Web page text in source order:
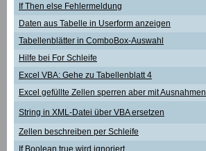
If Then else Fehlermeldung
Daten aus Tabelle in Userform anzeigen
Tabellenblätter in ComboBox-Auswahl
Hilfe bei For Schleife
Excel VBA: Gehe zu Tabellenblatt 4
Excel gefüllte Zellen sperren aber mit Ausnahmen
String in XML-Datei über VBA ersetzen
Zellen beschreiben per Schleife
If Boolean true wird ignoriert